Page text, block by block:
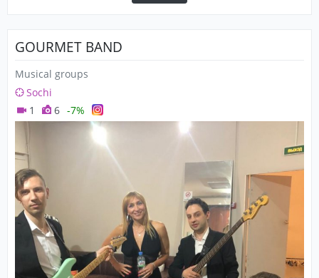
GOURMET BAND
Musical groups
Sochi
1
6 -7%